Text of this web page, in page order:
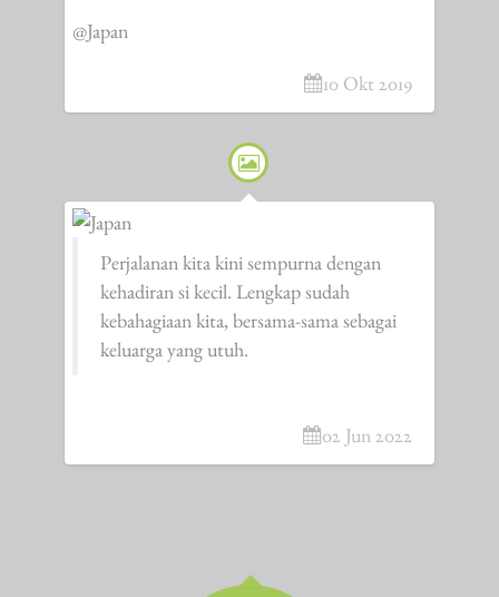
@Japan
10 Okt 2019
Perjalanan kita kini sempurna dengan
kehadiran si kecil. Lengkap sudah
kebahagiaan kita, bersama-sama sebagai
keluarga yang utuh.
02 Jun 2022